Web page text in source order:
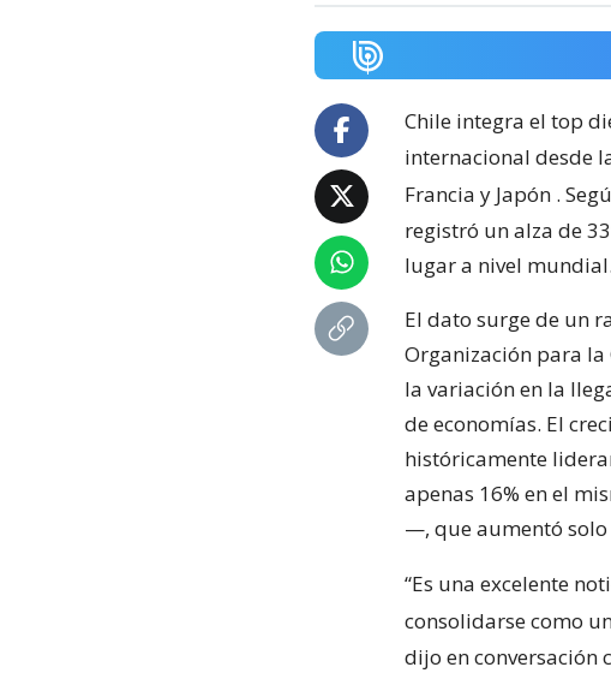
Chile integra el top
internacional desde
Francia y Japón .
registró un alza de
lugar a nivel mundial.
El dato surge de un
Organización para la
la variación en la
de economías. El
históricamente
apenas 16% en el
—, que aumentó solo
“Es una excelente
consolidarse como
dijo en conversación